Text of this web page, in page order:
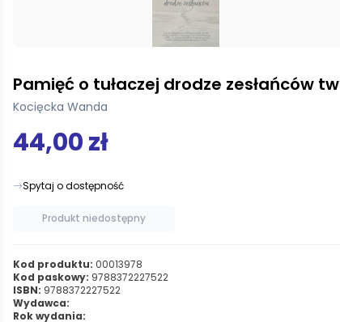
Pamięć o tułaczej drodze zesłańców tw
Kocięcka Wanda
44,00 zł
Spytaj o dostępność
Produkt niedostępny
Kod produktu: 00013978
Kod paskowy: 9788372227522
ISBN: 9788372227522
Wydawca:
Rok wydania: